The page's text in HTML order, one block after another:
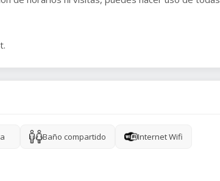
Baño compartido Internet Wifi